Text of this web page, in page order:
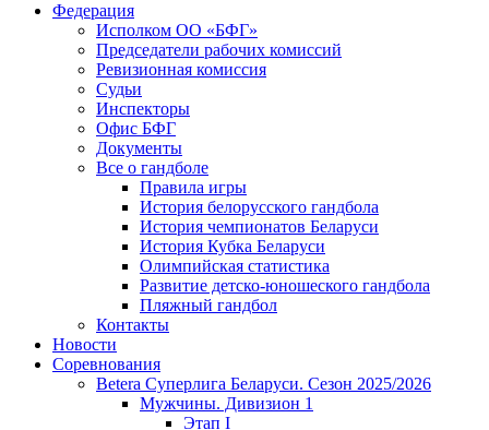
Федерация
Исполком ОО «БФГ»
Председатели рабочих комиссий
Ревизионная комиссия
Судьи
Инспекторы
Офис БФГ
Документы
Все о гандболе
Правила игры
История белорусского гандбола
История чемпионатов Беларуси
История Кубка Беларуси
Олимпийская статистика
Развитие детско-юношеского гандбола
Пляжный гандбол
Контакты
Новости
Соревнования
Betera Суперлига Беларуси. Сезон 2025/2026
Мужчины. Дивизион 1
Этап I